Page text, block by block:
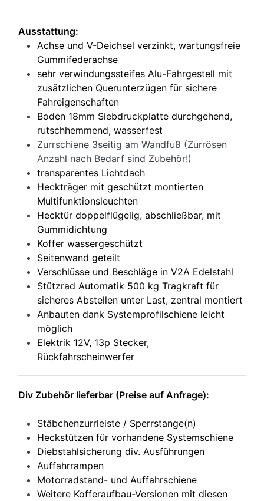
Ausstattung:
Achse und V-Deichsel verzinkt, wartungsfreie
Gummifederachse
sehr verwindungssteifes Alu-Fahrgestell mit
zusätzlichen Querunterzügen für sichere
Fahreigenschaften
Boden 18mm Siebdruckplatte durchgehend,
rutschhemmend, wasserfest
Zurrschiene 3seitig am Wandfuß (Zurrösen
Anzahl nach Bedarf sind Zubehör!)
transparentes Lichtdach
Heckträger mit geschützt montierten
Multifunktionsleuchten
Hecktür doppelflügelig, abschließbar, mit
Gummidichtung
Koffer wassergeschützt
Seitenwand geteilt
Verschlüsse und Beschläge in V2A Edelstahl
Stützrad Automatik 500 kg Tragkraft für
sicheres Abstellen unter Last, zentral montiert
Anbauten dank Systemprofilschiene leicht
möglich
Elektrik 12V, 13p Stecker,
Rückfahrscheinwerfer
Div Zubehör lieferbar (Preise auf Anfrage):
Stäbchenzurrleiste / Sperrstange(n)
Heckstützen für vorhandene Systemschiene
Diebstahlsicherung div. Ausführungen
Auffahrrampen
Motorradstand- und Auffahrschiene
Weitere Kofferaufbau-Versionen mit diesen